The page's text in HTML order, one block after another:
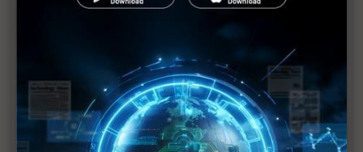
缺工壓力催化AI Agent應用 91APP將推AI代理平台
AI EXPO首辦量子論壇 NVIDIA、Google同台預測
擷發AI EXPO首秀車用新進展 DMS、電子後照鏡雙
線切入